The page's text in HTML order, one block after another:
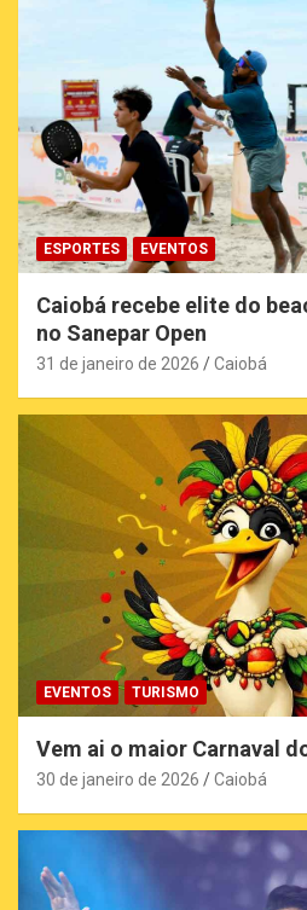
ESPORTES EVENTOS
Caiobá recebe elite do
no Sanepar Open
31 de janeiro de 2026 Caiobá
EVENTOS TURISMO
Vem ai o maior Carnaval
30 de janeiro de 2026 Caiobá